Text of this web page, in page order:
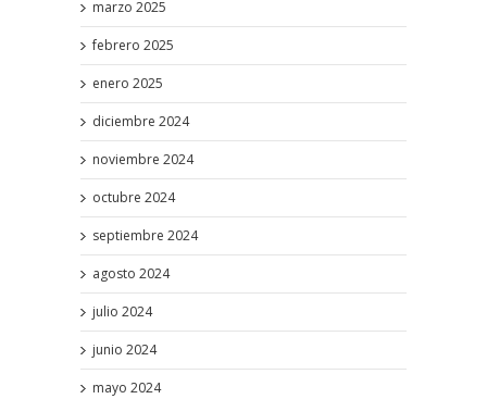
marzo 2025
febrero 2025
enero 2025
diciembre 2024
noviembre 2024
octubre 2024
septiembre 2024
agosto 2024
julio 2024
junio 2024
mayo 2024